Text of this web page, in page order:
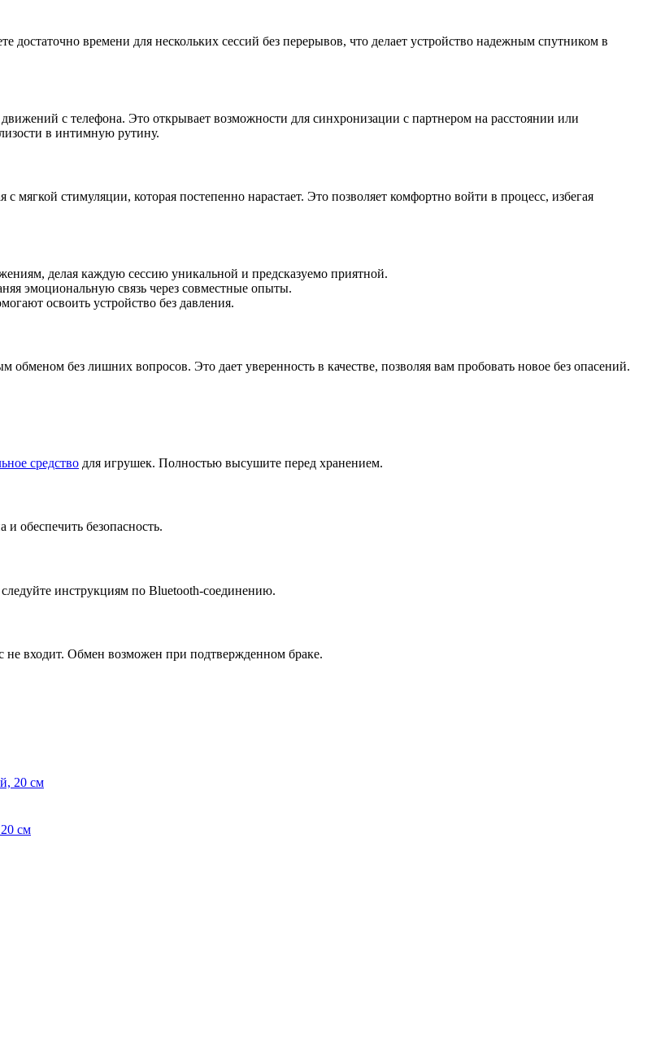
достаточно времени для нескольких сессий без перерывов, что делает устройство надежным спутником в
с телефона. Это открывает возможности для синхронизации с партнером на расстоянии или
в интимную рутину.
мягкой стимуляции, которая постепенно нарастает. Это позволяет комфортно войти в процесс, избегая
делая каждую сессию уникальной и предсказуемо приятной.
эмоциональную связь через совместные опыты.
освоить устройство без давления.
без лишних вопросов. Это дает уверенность в качестве, позволяя вам пробовать новое без опасений.
средство для игрушек. Полностью высушите перед хранением.
обеспечить безопасность.
инструкциям по Bluetooth-соединению.
не входит. Обмен возможен при подтвержденном браке.
см